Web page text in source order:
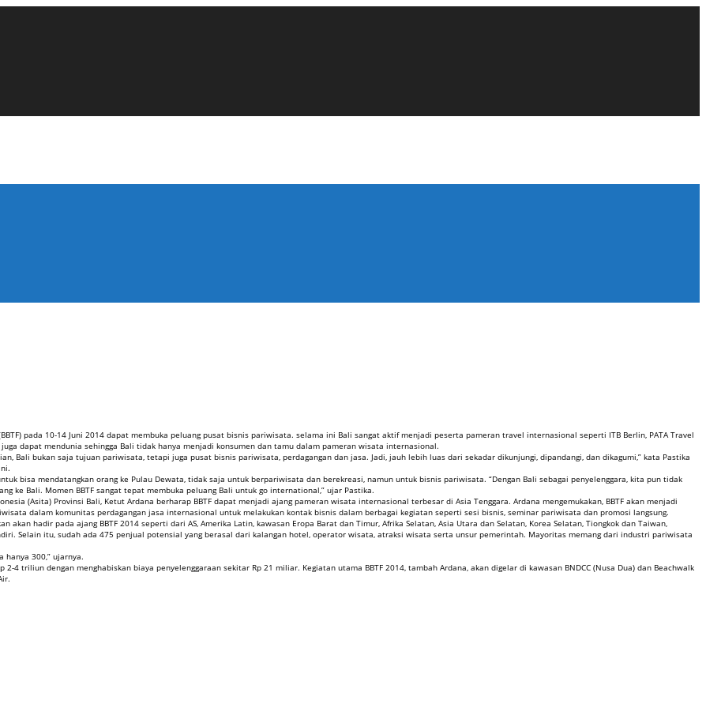
pada 10-14 Juni 2014 dapat membuka peluang pusat bisnis pariwisata. selama ini Bali sangat aktif menjadi peserta pameran travel internasional seperti ITB Berlin, PATA Travel
dapat mendunia sehingga Bali tidak hanya menjadi konsumen dan tamu dalam pameran wisata internasional.
Bali bukan saja tujuan pariwisata, tetapi juga pusat bisnis pariwisata, perdagangan dan jasa. Jadi, jauh lebih luas dari sekadar dikunjungi, dipandangi, dan dikagumi,” kata Pastika
bisa mendatangkan orang ke Pulau Dewata, tidak saja untuk berpariwisata dan berekreasi, namun untuk bisnis pariwisata. “Dengan Bali sebagai penyelenggara, kita pun tidak
ke Bali. Momen BBTF sangat tepat membuka peluang Bali untuk go international,” ujar Pastika.
(Asita) Provinsi Bali, Ketut Ardana berharap BBTF dapat menjadi ajang pameran wisata internasional terbesar di Asia Tenggara. Ardana mengemukakan, BBTF akan menjadi
dalam komunitas perdagangan jasa internasional untuk melakukan kontak bisnis dalam berbagai kegiatan seperti sesi bisnis, seminar pariwisata dan promosi langsung.
hadir pada ajang BBTF 2014 seperti dari AS, Amerika Latin, kawasan Eropa Barat dan Timur, Afrika Selatan, Asia Utara dan Selatan, Korea Selatan, Tiongkok dan Taiwan,
Selain itu, sudah ada 475 penjual potensial yang berasal dari kalangan hotel, operator wisata, atraksi wisata serta unsur pemerintah. Mayoritas memang dari industri pariwisata
hanya 300,” ujarnya.
4 triliun dengan menghabiskan biaya penyelenggaraan sekitar Rp 21 miliar. Kegiatan utama BBTF 2014, tambah Ardana, akan digelar di kawasan BNDCC (Nusa Dua) dan Beachwalk